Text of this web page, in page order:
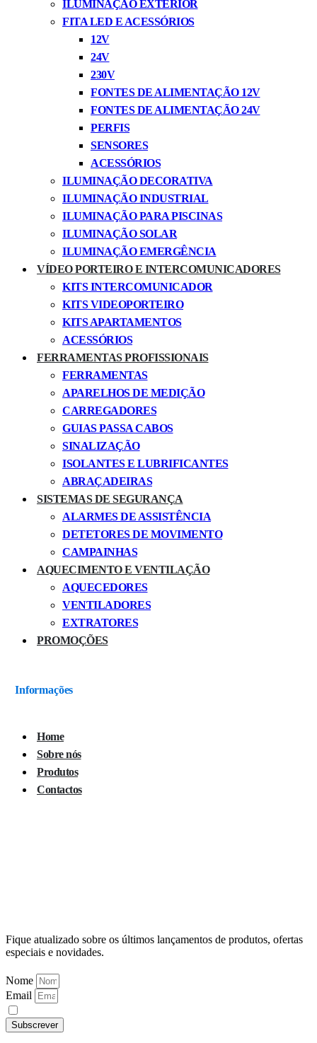
ILUMINAÇÃO EXTERIOR
FITA LED E ACESSÓRIOS
12V
24V
230V
FONTES DE ALIMENTAÇÃO 12V
FONTES DE ALIMENTAÇÃO 24V
PERFIS
SENSORES
ACESSÓRIOS
ILUMINAÇÃO DECORATIVA
ILUMINAÇÃO INDUSTRIAL
ILUMINAÇÃO PARA PISCINAS
ILUMINAÇÃO SOLAR
ILUMINAÇÃO EMERGÊNCIA
VÍDEO PORTEIRO E INTERCOMUNICADORES
KITS INTERCOMUNICADOR
KITS VIDEOPORTEIRO
KITS APARTAMENTOS
ACESSÓRIOS
FERRAMENTAS PROFISSIONAIS
FERRAMENTAS
APARELHOS DE MEDIÇÃO
CARREGADORES
GUIAS PASSA CABOS
SINALIZAÇÃO
ISOLANTES E LUBRIFICANTES
ABRAÇADEIRAS
SISTEMAS DE SEGURANÇA
ALARMES DE ASSISTÊNCIA
DETETORES DE MOVIMENTO
CAMPAINHAS
AQUECIMENTO E VENTILAÇÃO
AQUECEDORES
VENTILADORES
EXTRATORES
PROMOÇÕES
Informações
Home
Sobre nós
Produtos
Contactos
Fique atualizado sobre os últimos lançamentos de produtos, ofertas
especiais e novidades.
Nome
Email
Subscrever